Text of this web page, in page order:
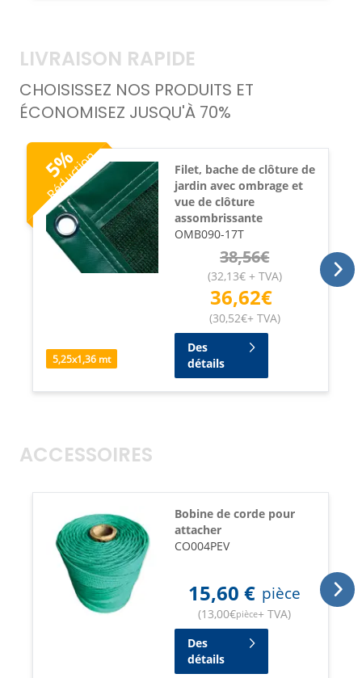
LIVRAISON RAPIDE
CHOISISSEZ NOS PRODUITS ET
ÉCONOMISEZ JUSQU'À 70%
5
%
Réduction
5,25x1,36 mt
Filet, bache de clôture de
jardin avec ombrage et
vue de clôture
assombrissante
OMB090-17T
38,56€
(32,13€+ TVA)
36,62€
(30,52€+ TVA)
Des
détails
ACCESSOIRES
Bobine de corde pour
attacher
CO004PEV
15,60 € pièce
(13,00€pièce+ TVA)
Des
détails